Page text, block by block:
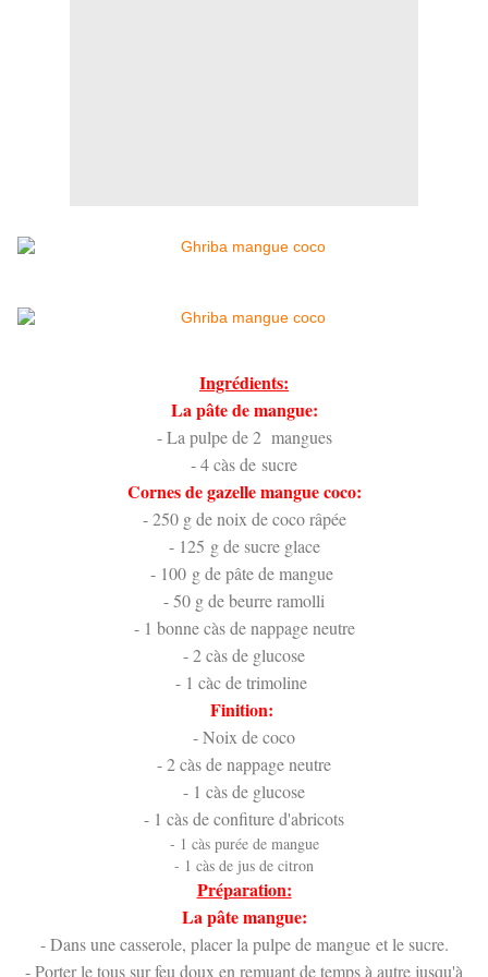
Ingrédients:
La pâte de mangue:
- La pulpe de 2 mangues
- 4 càs de sucre
Cornes de gazelle mangue coco:
- 250 g de noix de coco râpée
- 125 g de sucre glace
- 100 g de pâte de mangue
- 50 g de beurre ramolli
- 1 bonne càs de nappage neutre
- 2 càs de glucose
- 1 càc de trimoline
Finition:
- Noix de coco
- 2 càs de nappage neutre
- 1 càs de glucose
- 1 càs de confiture d'abricots
- 1 càs purée de mangue
- 1 càs de jus de citron
Préparation:
La pâte mangue:
- Dans une casserole, placer la pulpe de mangue et le sucre.
- Porter le tous sur feu doux en remuant de temps à autre jusqu'à